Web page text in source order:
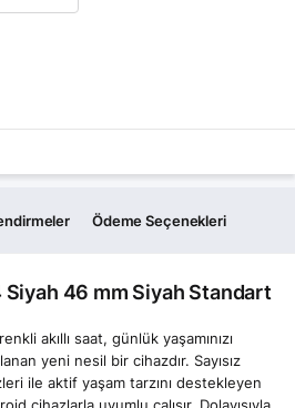
Ödeme Seçenekleri
Siyah 46 mm Siyah Standart
akıllı saat, günlük yaşamınızı
yeni nesil bir cihazdır. Sayısız
ile aktif yaşam tarzını destekleyen